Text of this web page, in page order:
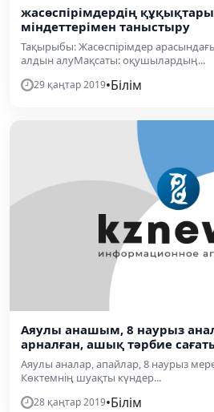
жасөспірімдердің
міндеттерімен таныстыру
Тақырыбы: Жасөспірімдер
алдын алуМақсаты: оқушылардың...
29 қаңтар 2019•Білім
Аяулы анашым, 8 наурыз
арналған, ашық тәрбие
Аяулы аналар, апайлар, 8 наурыз
Көктемнің шуақты күндер...
28 қаңтар 2019•Білім